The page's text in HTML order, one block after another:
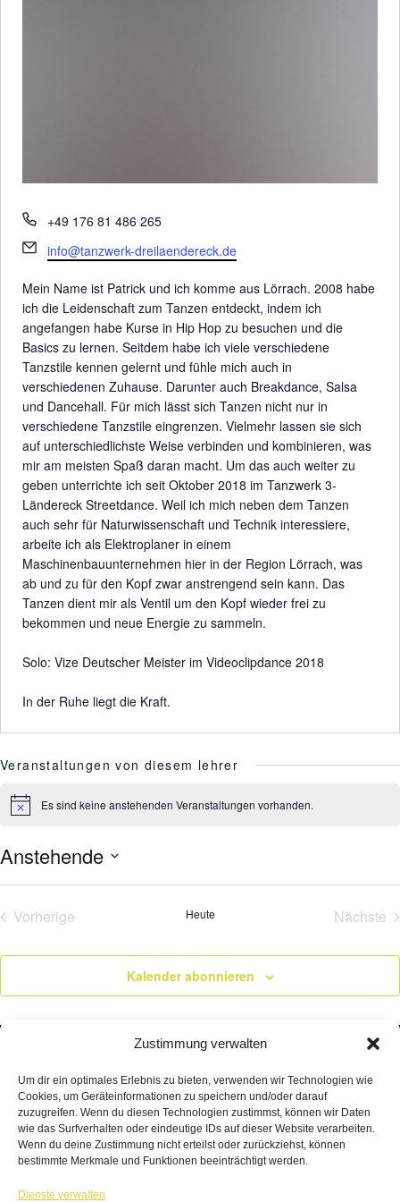
Zustimmung verwalten
Um dir ein optimales Erlebnis zu bieten, verwenden wir Technologien wie
Cookies, um Geräteinformationen zu speichern und/oder darauf
zuzugreifen. Wenn du diesen Technologien zustimmst, können wir Daten
wie das Surfverhalten oder eindeutige IDs auf dieser Website verarbeiten.
Wenn du deine Zustimmung nicht erteilst oder zurückziehst, können
bestimmte Merkmale und Funktionen beeinträchtigt werden.
Dienste verwalten
Telefon
+49 176 81 486 265
Email
info@tanzwerk-dreilaendereck.de
Mein Name ist Patrick und ich komme aus Lörrach. 2008 habe
ich die Leidenschaft zum Tanzen entdeckt, indem ich
angefangen habe Kurse in Hip Hop zu besuchen und die
Basics zu lernen. Seitdem habe ich viele verschiedene
Tanzstile kennen gelernt und fühle mich auch in
verschiedenen Zuhause. Darunter auch Breakdance, Salsa
und Dancehall. Für mich lässt sich Tanzen nicht nur in
verschiedene Tanzstile eingrenzen. Vielmehr lassen sie sich
auf unterschiedlichste Weise verbinden und kombinieren, was
mir am meisten Spaß daran macht. Um das auch weiter zu
geben unterrichte ich seit Oktober 2018 im Tanzwerk 3-
Ländereck Streetdance. Weil ich mich neben dem Tanzen
auch sehr für Naturwissenschaft und Technik interessiere,
arbeite ich als Elektroplaner in einem
Maschinenbauunternehmen hier in der Region Lörrach, was
ab und zu für den Kopf zwar anstrengend sein kann. Das
Tanzen dient mir als Ventil um den Kopf wieder frei zu
bekommen und neue Energie zu sammeln.
Solo: Vize Deutscher Meister im Videoclipdance 2018
In der Ruhe liegt die Kraft.
Veranstaltungen von diesem lehrer
HinweisEs sind keine anstehenden Veranstaltungen vorhanden.
Anstehende
Vorherige
Heute
Nächste
Kalender abonnieren